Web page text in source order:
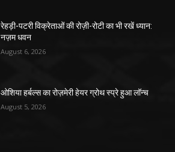
रेहड़ी-पटरी विक्रेताओं की रोज़ी-रोटी का भी रखें ध्यान:
नज़म धवन
August 6, 2026
ओशिया हर्बल्स का रोज़मेरी हेयर ग्रोथ स्प्रे हुआ लॉन्च
August 5, 2026